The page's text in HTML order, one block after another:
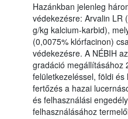
Hazánkban jelenleg
védekezésre: Arvalin LR
g/kg kalcium-karbid),
(0,0075% klórfacinon)
védekezésre. A NÉBIH
gradáció megállításához
felületkezeléssel, földi
fertőzés a hazai
és felhasználási
felhasználásához